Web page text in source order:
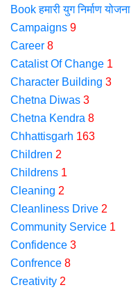
Book हमारी युग निर्माण योजना
Campaigns 9
Career 8
Catalist Of Change 1
Character Building 3
Chetna Diwas 3
Chetna Kendra 8
Chhattisgarh 163
Children 2
Childrens 1
Cleaning 2
Cleanliness Drive 2
Community Service 1
Confidence 3
Confrence 8
Creativity 2